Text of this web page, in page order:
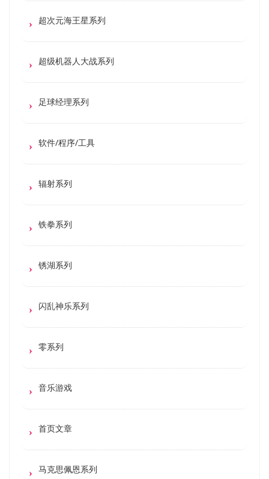
超次元海王星系列
超级机器人大战系列
足球经理系列
软件/程序/工具
辐射系列
铁拳系列
锈湖系列
闪乱神乐系列
零系列
音乐游戏
首页文章
马克思佩恩系列